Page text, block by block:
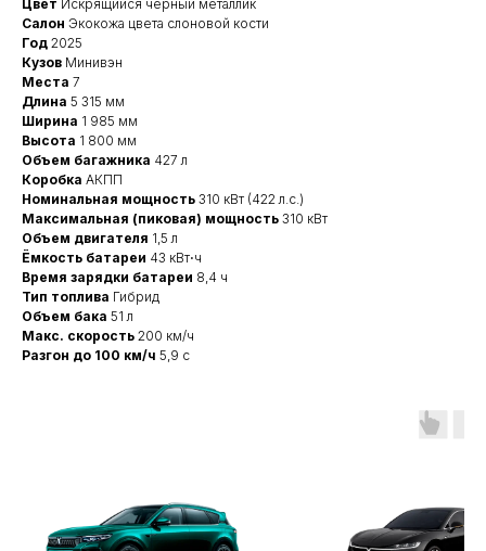
Цвет Искрящийся черный металлик
Салон Экокожа цвета слоновой кости
Год 2025
Кузов Минивэн
Места 7
Длина 5 315 мм
Ширина 1 985 мм
Высота 1 800 мм
Объем багажника 427 л
Коробка АКПП
Номинальная мощность 310 кВт (422 л.с.)
Максимальная (пиковая) мощность 310 кВт
Объем двигателя 1,5 л
Ёмкость батареи 43 кВт⋅ч
Время зарядки батареи 8,4 ч
Тип топлива Гибрид
Объем бака 51 л
Макс. скорость 200 км/ч
Разгон до 100 км/ч 5,9 с